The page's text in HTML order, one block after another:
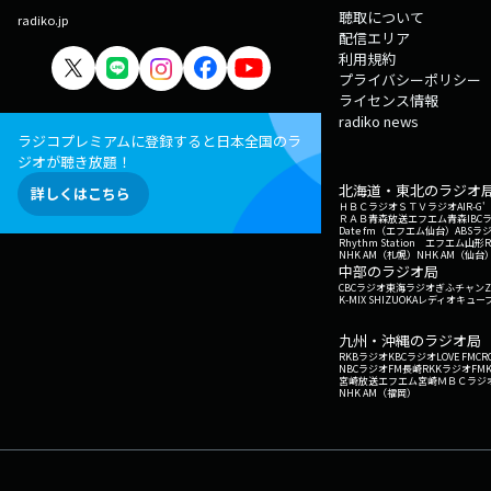
radiko.jp
ラジコプレミアムに登録すると日本全国のラ
ジオが聴き放題！
詳しくはこちら
聴取について
配信エリア
利用規約
プライバシーポリシー
ライセンス情報
radiko news
北海道・東北のラジオ
ＨＢＣラジオＳＴＶラジオAIR-G'
ＲＡＢ青森放送エフエム青森IBC
Date fm（エフエム仙台） ABSラ
Rhythm Station エフエム山形
NHK AM（札幌） NHK AM（仙台
中部のラジオ局
CBCラジオ東海ラジオぎふチャン
K-MIX SHIZUOKAレディオキュー
九州・沖縄のラジオ局
RKBラジオKBCラジオLOVE FM
NBCラジオFM長崎RKKラジオ
宮崎放送エフエム宮崎ＭＢＣラジ
NHK AM（福岡）